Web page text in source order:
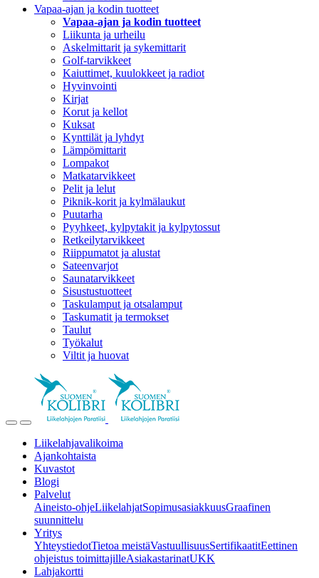
Vapaa-ajan ja kodin tuotteet
Vapaa-ajan ja kodin tuotteet
Liikunta ja urheilu
Askelmittarit ja sykemittarit
Golf-tarvikkeet
Kaiuttimet, kuulokkeet ja radiot
Hyvinvointi
Kirjat
Korut ja kellot
Kuksat
Kynttilät ja lyhdyt
Lämpömittarit
Lompakot
Matkatarvikkeet
Pelit ja lelut
Piknik-korit ja kylmälaukut
Puutarha
Pyyhkeet, kylpytakit ja kylpytossut
Retkeilytarvikkeet
Riippumatot ja alustat
Sateenvarjot
Saunatarvikkeet
Sisustustuotteet
Taskulamput ja otsalamput
Taskumatit ja termokset
Taulut
Työkalut
Viltit ja huovat
Liikelahjavalikoima
Ajankohtaista
Kuvastot
Blogi
Palvelut
Aineisto-ohjeLiikelahjatSopimusasiakkuusGraafinen
suunnittelu
Yritys
YhteystiedotTietoa meistäVastuullisuusSertifikaatitEettinen
ohjeistus toimittajilleAsiakastarinatUKK
Lahjakortti